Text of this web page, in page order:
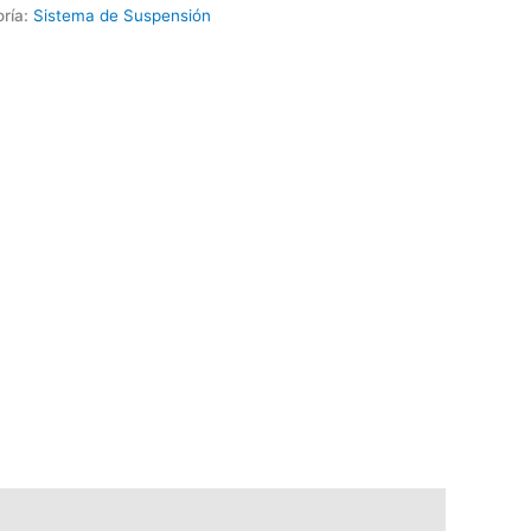
Sistema de Suspensión